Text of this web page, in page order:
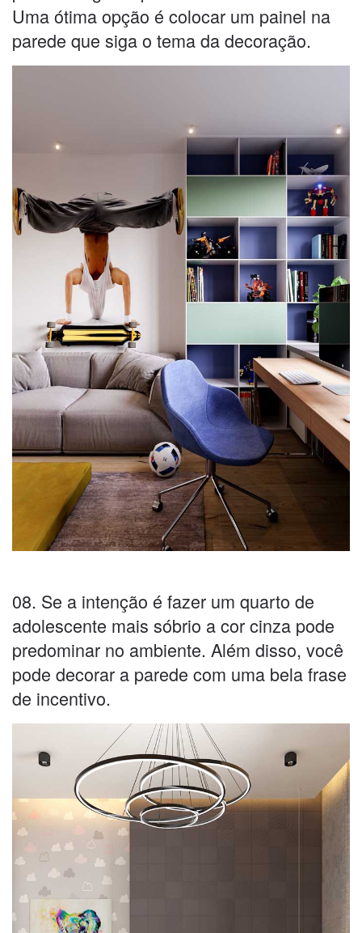
Uma ótima opção é colocar um painel na
parede que siga o tema da decoração.
08. Se a intenção é fazer um quarto de
adolescente mais sóbrio a cor cinza pode
predominar no ambiente. Além disso, você
pode decorar a parede com uma bela frase
de incentivo.